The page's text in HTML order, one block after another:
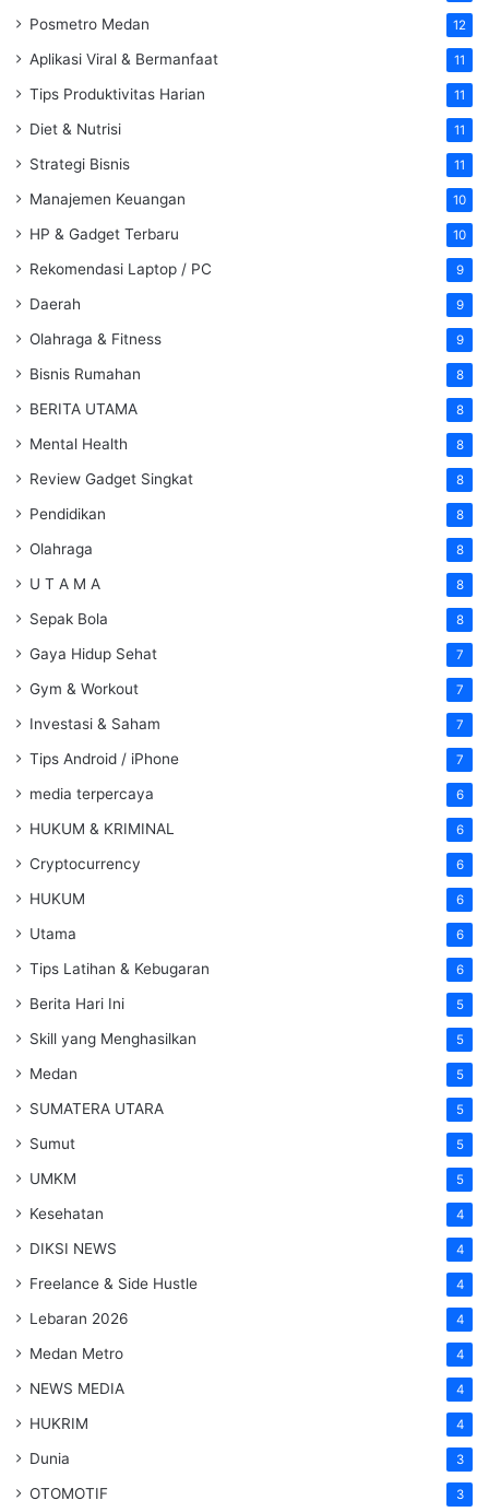
Posmetro Medan 12
Aplikasi Viral & Bermanfaat 11
Tips Produktivitas Harian 11
Diet & Nutrisi 11
Strategi Bisnis 11
Manajemen Keuangan 10
HP & Gadget Terbaru 10
Rekomendasi Laptop / PC 9
Daerah 9
Olahraga & Fitness 9
Bisnis Rumahan 8
BERITA UTAMA 8
Mental Health 8
Review Gadget Singkat 8
Pendidikan 8
Olahraga 8
U T A M A 8
Sepak Bola 8
Gaya Hidup Sehat 7
Gym & Workout 7
Investasi & Saham 7
Tips Android / iPhone 7
media terpercaya 6
HUKUM & KRIMINAL 6
Cryptocurrency 6
HUKUM 6
Utama 6
Tips Latihan & Kebugaran 6
Berita Hari Ini 5
Skill yang Menghasilkan 5
Medan 5
SUMATERA UTARA 5
Sumut 5
UMKM 5
Kesehatan 4
DIKSI NEWS 4
Freelance & Side Hustle 4
Lebaran 2026 4
Medan Metro 4
NEWS MEDIA 4
HUKRIM 4
Dunia 3
OTOMOTIF 3